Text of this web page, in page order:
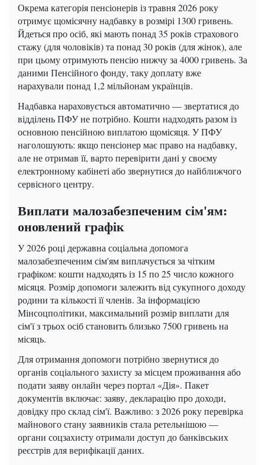
Окрема категорія пенсіонерів із травня 2026 року
отримує щомісячну надбавку в розмірі 1300 гривень.
Йдеться про осіб, які мають понад 35 років страхового
стажу (для чоловіків) та понад 30 років (для жінок), але
при цьому отримують пенсію нижчу за 4000 гривень. За
даними Пенсійного фонду, таку доплату вже
нарахували понад 1,2 мільйонам українців.
Надбавка нараховується автоматично — звертатися до
відділень ПФУ не потрібно. Кошти надходять разом із
основною пенсійною виплатою щомісяця. У ПФУ
наголошують: якщо пенсіонер має право на надбавку,
але не отримав її, варто перевірити дані у своєму
електронному кабінеті або звернутися до найближчого
сервісного центру.
Виплати малозабезпеченим сім'ям:
оновлений графік
У 2026 році державна соціальна допомога
малозабезпеченим сім'ям виплачується за чітким
графіком: кошти надходять із 15 по 25 число кожного
місяця. Розмір допомоги залежить від сукупного доходу
родини та кількості її членів. За інформацією
Мінсоцполітики, максимальний розмір виплати для
сім'ї з трьох осіб становить близько 7500 гривень на
місяць.
Для отримання допомоги потрібно звернутися до
органів соціального захисту за місцем проживання або
подати заяву онлайн через портал «Дія». Пакет
документів включає: заяву, декларацію про доходи,
довідку про склад сім'ї. Важливо: з 2026 року перевірка
майнового стану заявників стала ретельнішою —
органи соцзахисту отримали доступ до банківських
реєстрів для верифікації даних.